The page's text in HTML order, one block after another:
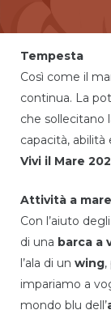
Tempesta
Così come il
continua. La
che sollecitano
capacità, abilità
Vivi il Mare
Attività a mare
Con l’aiuto
di una barca a
l’ala di un wing,
impariamo a
mondo blu dell’